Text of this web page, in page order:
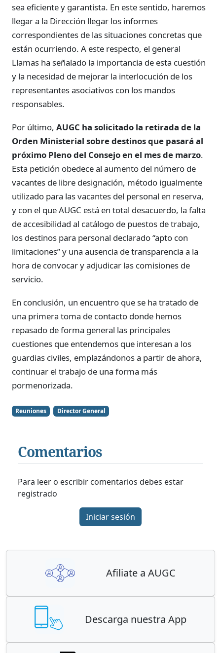
sea eficiente y garantista. En este sentido, haremos
llegar a la Dirección llegar los informes
correspondientes de las situaciones concretas que
están ocurriendo. A este respecto, el general
Llamas ha señalado la importancia de esta cuestión
y la necesidad de mejorar la interlocución de los
representantes asociativos con los mandos
responsables.
Por último, AUGC ha solicitado la retirada de la
Orden Ministerial sobre destinos que pasará al
próximo Pleno del Consejo en el mes de marzo.
Esta petición obedece al aumento del número de
vacantes de libre designación, método igualmente
utilizado para las vacantes del personal en reserva,
y con el que AUGC está en total desacuerdo, la falta
de accesibilidad al catálogo de puestos de trabajo,
los destinos para personal declarado “apto con
limitaciones” y una ausencia de transparencia a la
hora de convocar y adjudicar las comisiones de
servicio.
En conclusión, un encuentro que se ha tratado de
una primera toma de contacto donde hemos
repasado de forma general las principales
cuestiones que entendemos que interesan a los
guardias civiles, emplazándonos a partir de ahora,
continuar el trabajo de una forma más
pormenorizada.
Reuniones Director General
Comentarios
Para leer o escribir comentarios debes estar
registrado
Iniciar sesión
Afiliate a AUGC
Descarga nuestra App